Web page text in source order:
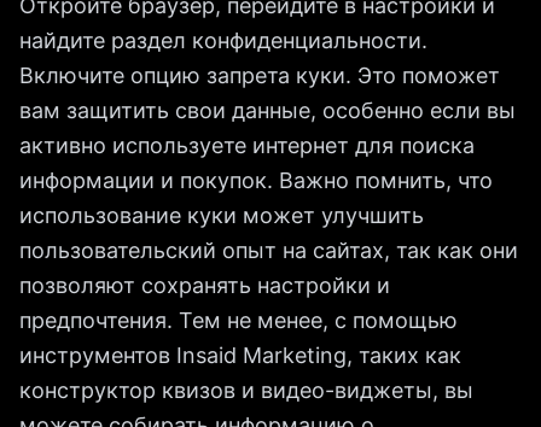
Откройте браузер, перейдите в настройки и
найдите раздел конфиденциальности.
Включите опцию запрета куки. Это поможет
вам защитить свои данные, особенно если вы
активно используете интернет для поиска
информации и покупок. Важно помнить, что
использование куки может улучшить
пользовательский опыт на сайтах, так как они
позволяют сохранять настройки и
предпочтения. Тем не менее, с помощью
инструментов Insaid Marketing, таких как
конструктор квизов и видео-виджеты, вы